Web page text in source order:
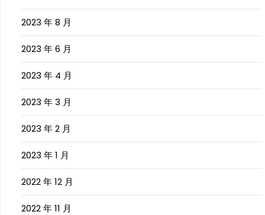
2023 年 8 月
2023 年 6 月
2023 年 4 月
2023 年 3 月
2023 年 2 月
2023 年 1 月
2022 年 12 月
2022 年 11 月